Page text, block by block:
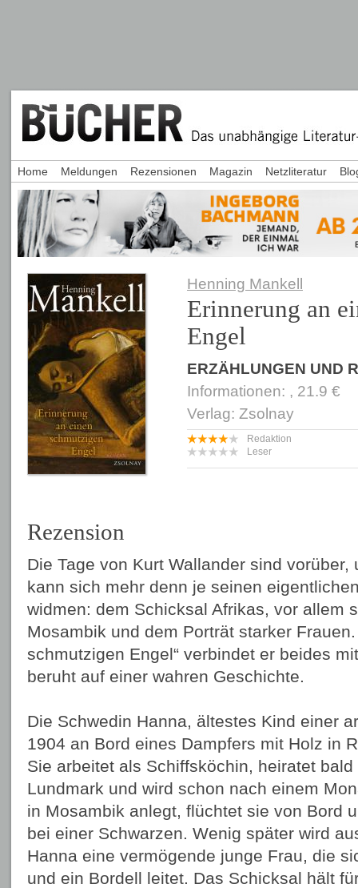
Henning Mankell
Erinnerung an
Engel
ERZÄHLUNGEN UND
Informationen: , 21.9 €
Verlag: Zsolnay
Redaktion
Leser
Rezension
Die Tage von Kurt Wallander sind vorüber,
kann sich mehr denn je seinen
widmen: dem Schicksal Afrikas, vor allem
Mosambik und dem Porträt starker
schmutzigen Engel“ verbindet er beides
beruht auf einer wahren Geschichte.
Die Schwedin Hanna, ältestes Kind einer
1904 an Bord eines Dampfers mit Holz in
Sie arbeitet als Schiffsköchin, heiratet
Lundmark und wird schon nach einem
in Mosambik anlegt, flüchtet sie von Bord
bei einer Schwarzen. Wenig später wird
Hanna eine vermögende junge Frau, die
und ein Bordell leitet. Das Schicksal hält
Home Meldungen Rezensionen Magazin Netzliteratur